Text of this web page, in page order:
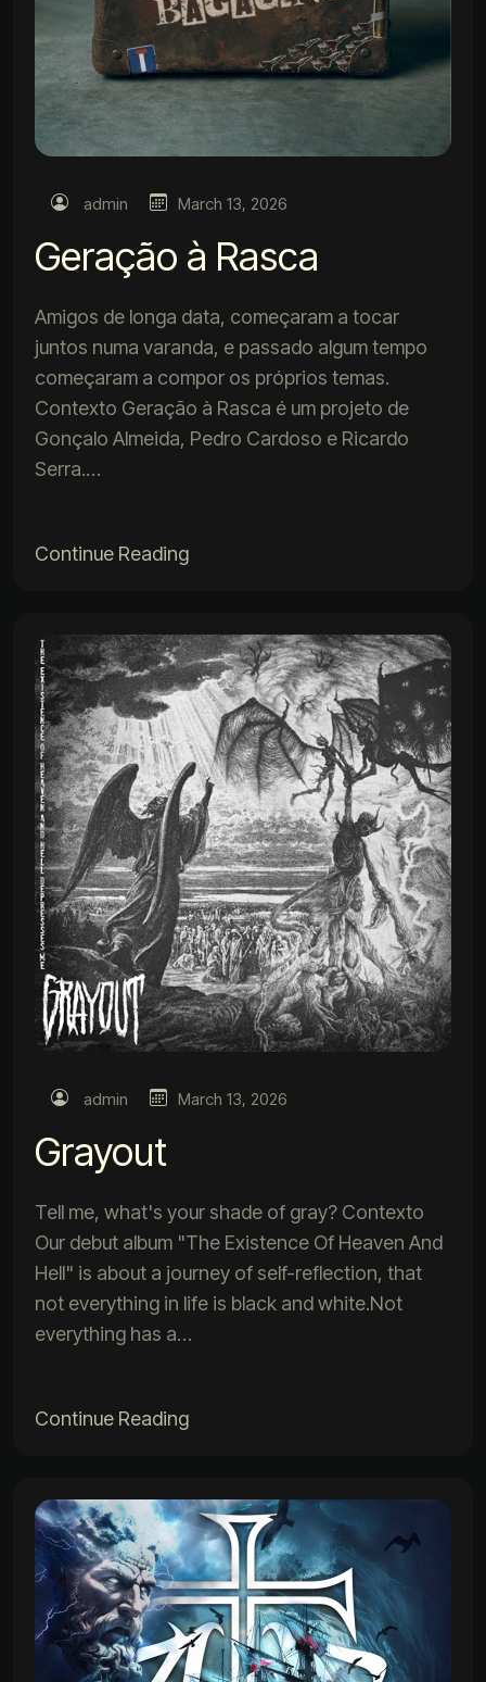
admin March 13, 2026
Geração à Rasca
Amigos de longa data, começaram a tocar
juntos numa varanda, e passado algum tempo
começaram a compor os próprios temas.
Contexto Geração à Rasca é um projeto de
Gonçalo Almeida, Pedro Cardoso e Ricardo
Serra.…
Continue Reading
admin March 13, 2026
Grayout
Tell me, what's your shade of gray? Contexto
Our debut album "The Existence Of Heaven And
Hell" is about a journey of self-reflection, that
not everything in life is black and white.Not
everything has a…
Continue Reading